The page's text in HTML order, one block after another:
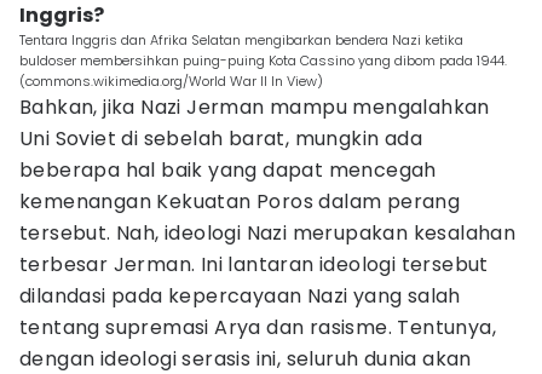
Inggris?
Tentara Inggris dan Afrika Selatan mengibarkan bendera Nazi ketika
buldoser membersihkan puing-puing Kota Cassino yang dibom pada 1944.
(commons.wikimedia.org/World War II In View)
Bahkan, jika Nazi Jerman mampu mengalahkan
Uni Soviet di sebelah barat, mungkin ada
beberapa hal baik yang dapat mencegah
kemenangan Kekuatan Poros dalam perang
tersebut. Nah, ideologi Nazi merupakan kesalahan
terbesar Jerman. Ini lantaran ideologi tersebut
dilandasi pada kepercayaan Nazi yang salah
tentang supremasi Arya dan rasisme. Tentunya,
dengan ideologi serasis ini, seluruh dunia akan